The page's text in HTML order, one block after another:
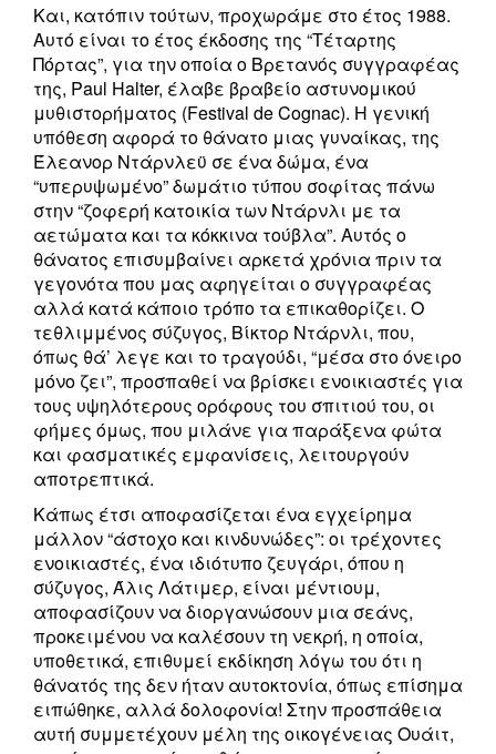
Και, κατόπιν τούτων, προχωράμε στο έτος 1988.
Aυτό είναι το έτος έκδοσης της “Τέταρτης
Πόρτας”, για την οποία ο Βρετανός συγγραφέας
της, Paul Halter, έλαβε βραβείο αστυνομικού
μυθιστορήματος (Festival de Cognac). Η γενική
υπόθεση αφορά το θάνατο μιας γυναίκας, της
Έλεανορ Ντάρνλεϋ σε ένα δώμα, ένα
“υπερυψωμένο” δωμάτιο τύπου σοφίτας πάνω
στην “ζοφερή κατοικία των Ντάρνλι με τα
αετώματα και τα κόκκινα τούβλα”. Αυτός ο
θάνατος επισυμβαίνει αρκετά χρόνια πριν τα
γεγονότα που μας αφηγείται ο συγγραφέας
αλλά κατά κάποιο τρόπο τα επικαθορίζει. Ο
τεθλιμμένος σύζυγος, Βίκτορ Ντάρνλι, που,
όπως θά’ λεγε και το τραγούδι, “μέσα στο όνειρο
μόνο ζει”, προσπαθεί να βρίσκει ενοικιαστές για
τους υψηλότερους ορόφους του σπιτιού του, οι
φήμες όμως, που μιλάνε για παράξενα φώτα
και φασματικές εμφανίσεις, λειτουργούν
αποτρεπτικά.
Kάπως έτσι αποφασίζεται ένα εγχείρημα
μάλλον “άστοχο και κινδυνώδες”: οι τρέχοντες
ενοικιαστές, ένα ιδιότυπο ζευγάρι, όπου η
σύζυγος, Άλις Λάτιμερ, είναι μέντιουμ,
αποφασίζουν να διοργανώσουν μια σεάνς,
προκειμένου να καλέσουν τη νεκρή, η οποία,
υποθετικά, επιθυμεί εκδίκηση λόγω του ότι η
θάνατός της δεν ήταν αυτοκτονία, όπως επίσημα
ειπώθηκε, αλλά δολοφονία! Στην προσπάθεια
αυτή συμμετέχουν μέλη της οικογένειας Ουάιτ,